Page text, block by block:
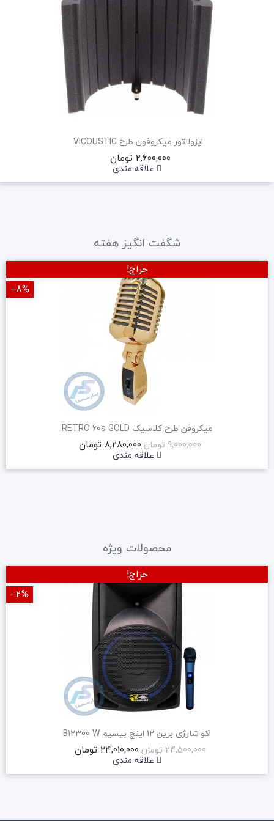
ایزولاتور میکروفون طرح ‏VICOUSTIC‏ ‏
2,600,000 تومان
علاقه مندی
شگفت انگیز هفته
میکروفن طرح کلاسیک RETRO 60s GOLD
9,000,000 تومان
8,280,000 تومان
علاقه مندی
حراج!
‎−8%
محصولات ویژه
اکو شارژی برین 12 اینچ بیسیم B12300 W
24,500,000 تومان
24,010,000 تومان
علاقه مندی
حراج!
‎−2%